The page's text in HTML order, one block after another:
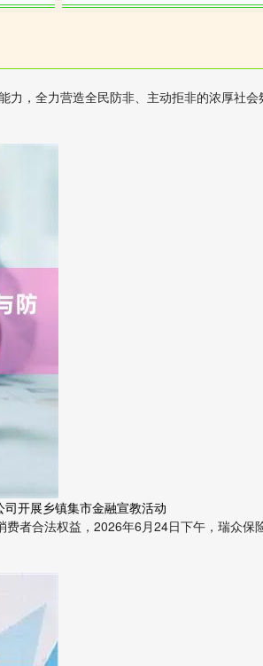
，全力营造全民防非、主动拒非的浓厚社
开展乡镇集市金融宣教活动
者合法权益，2026年6月24日下午，瑞众